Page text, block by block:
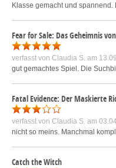
Klasse gemacht und
Fear for Sale: Das Geheimnis
verfasst von Claudia S. am
gut gemachtes Spiel. Die
Fatal Evidence: Der Maskierte
verfasst von Claudia S. am
nicht so meins. Manchmal
Catch the Witch